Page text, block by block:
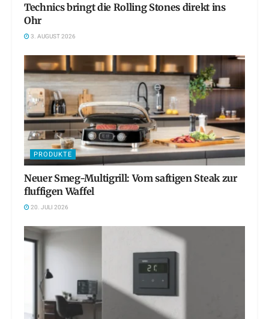
Technics bringt die Rolling Stones direkt ins
Ohr
3. AUGUST 2026
PRODUKTE
Neuer Smeg-Multigrill: Vom saftigen Steak zur
fluffigen Waffel
20. JULI 2026